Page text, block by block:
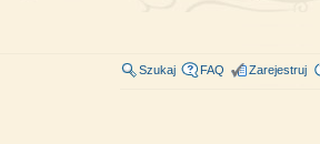
Szukaj FAQ Zarejestruj